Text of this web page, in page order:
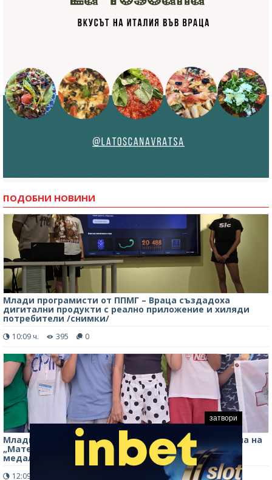
ПОДОБНИ НОВИНИ
Млади програмисти от ППМГ – Враца създадоха
дигитални продукти с реално приложение и хиляди
потребители /снимки/
10:09 ч. 395 0
Младите таланти на ППМГ – Враца покориха финала на
„Математика без граници“ с шампионски титли,
медали и купи /снимки/
12:09 ч.
затвори